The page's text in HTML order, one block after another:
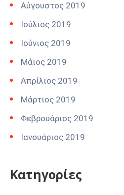
Αύγουστος 2019
Ιούλιος 2019
Ιούνιος 2019
Μάιος 2019
Απρίλιος 2019
Μάρτιος 2019
Φεβρουάριος 2019
Ιανουάριος 2019
Kατηγορίες